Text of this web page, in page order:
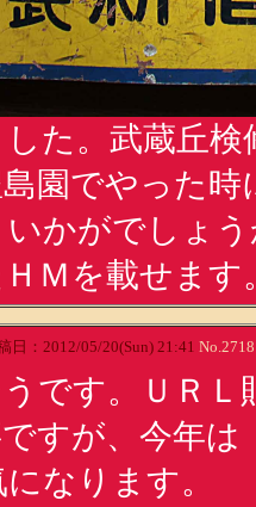
た。武蔵丘
園でやった
かがでしょ
Ｍを載せます
日：2012/05/20(Sun) 21:41 No.2718
です。ＵＲ
すが、今年
なります。